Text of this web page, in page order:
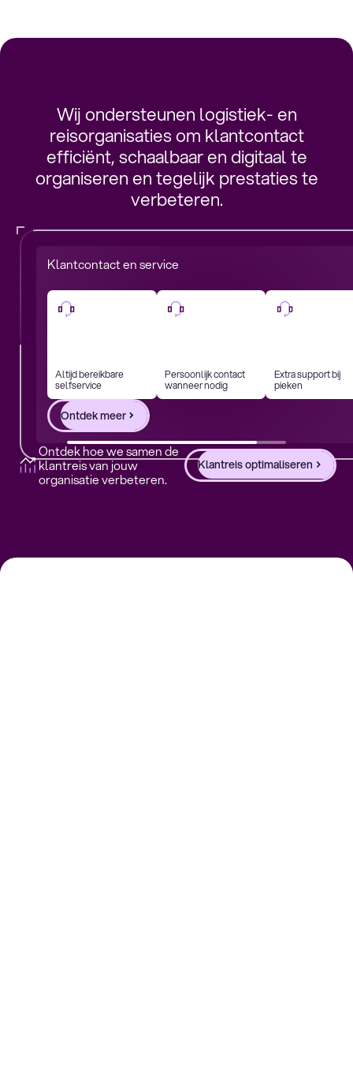
Wij ondersteunen logistiek- en
reisorganisaties om klantcontact
efficiënt, schaalbaar en digitaal te
organiseren en tegelijk prestaties te
verbeteren.
Klantcontact en service
Altijd bereikbare
selfservice
Persoonlijk contact
wanneer nodig
Extra support bij
pieken
Ontdek meer
Ontdek hoe we samen de
klantreis van jouw
organisatie verbeteren.
Klantreis optimaliseren